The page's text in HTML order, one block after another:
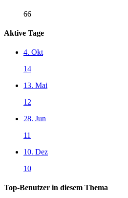
66
Aktive Tage
4. Okt
14
13. Mai
12
28. Jun
11
10. Dez
10
Top-Benutzer in diesem Thema